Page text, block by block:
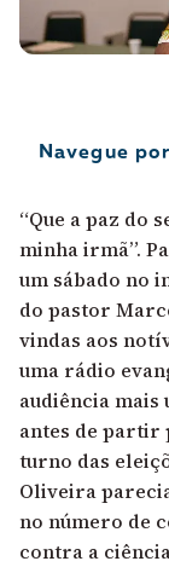
esse
VEJA
Navegue
“Que a paz do
minha irmã”.
um sábado no
do pastor
vindas aos
uma rádio
audiência mais
antes de partir
turno das
Oliveira
no número de
contra a